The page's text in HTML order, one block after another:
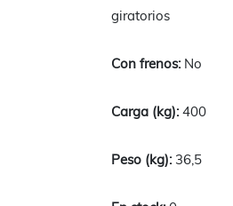
giratorios
No
400
36,5